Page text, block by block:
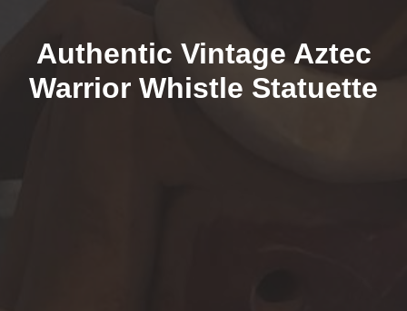
Authentic Vintage Aztec
Warrior Whistle Statuette